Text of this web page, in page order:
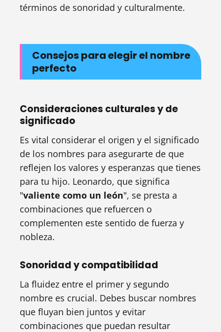
términos de sonoridad y culturalmente.
Consejos para elegir el nombre
perfecto
Consideraciones culturales y de
significado
Es vital considerar el origen y el significado
de los nombres para asegurarte de que
reflejen los valores y esperanzas que tienes
para tu hijo. Leonardo, que significa
"valiente como un león", se presta a
combinaciones que refuercen o
complementen este sentido de fuerza y
nobleza.
Sonoridad y compatibilidad
La fluidez entre el primer y segundo
nombre es crucial. Debes buscar nombres
que fluyan bien juntos y evitar
combinaciones que puedan resultar